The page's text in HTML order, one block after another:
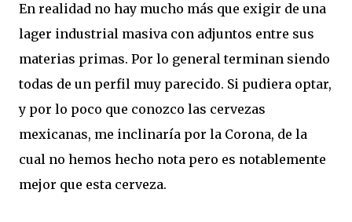
En realidad no hay mucho más que exigir de una
lager industrial masiva con adjuntos entre sus
materias primas. Por lo general terminan siendo
todas de un perfil muy parecido. Si pudiera optar,
y por lo poco que conozco las cervezas
mexicanas, me inclinaría por la Corona, de la
cual no hemos hecho nota pero es notablemente
mejor que esta cerveza.